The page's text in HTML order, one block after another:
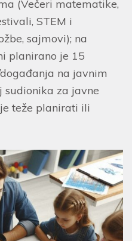
(Večeri matematike,
STEM i
sajmovi); na
planirano je 15
na javnim
sudionika za javne
teže planirati ili